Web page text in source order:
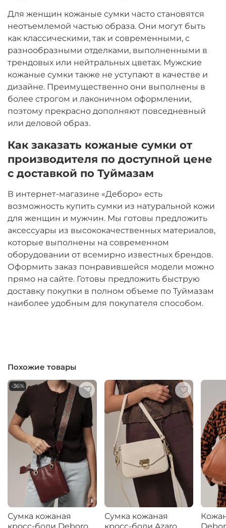
Для женщин кожаные сумки часто становятся
неотъемлемой частью образа. Они могут быть
как классическими, так и современными, с
разнообразными отделками, выполненными в
трендовых или нейтральных цветах. Мужские
кожаные сумки также не уступают в качестве и
дизайне. Преимущественно они выполнены в
более строгом и лаконичном оформлении,
поэтому прекрасно дополняют повседневный
или деловой образ.
Как заказать кожаные сумки от
производителя по доступной цене
с доставкой по Туймазам
В интернет-магазине «Деборо» есть
возможность купить сумки из натуральной кожи
для женщин и мужчин. Мы готовы предложить
аксессуары из высококачественных материалов,
которые выполнены на современном
оборудовании от всемирно известных брендов.
Оформить заказ понравившейся модели можно
прямо на сайте. Готовы предложить быструю
доставку покупки в полном объеме по Туймазам
наиболее удобным для покупателя способом.
Похожие товары
-36%
Сумка кожаная
Сумка кожаная